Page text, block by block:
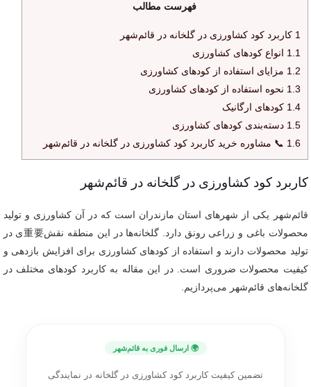
فهرست مطالب
1 کاربرد کود کشاورزی در گلخانه در قائم‌شهر
1.1 انواع کودهای کشاورزی
1.2 مزایای استفاده از کودهای کشاورزی
1.3 نحوه استفاده از کودهای کشاورزی
1.4 کودهای ارگانیک
1.5 دسته‌بندی کودهای کشاورزی
1.6 📞 مشاوره خرید کاربرد کود کشاورزی در گلخانه در قائم‌شهر
کاربرد کود کشاورزی در گلخانه در قائم‌شهر
قائم‌شهر یکی از شهرهای استان مازندران است که در آن کشاورزی و تولید
محصولات باغی و زراعی رونق دارد. گلخانه‌ها در این منطقه نقش重要ی در
تولید محصولات دارند و استفاده از کودهای کشاورزی برای افزایش بازدهی و
کیفیت محصولات ضروری است. در این مقاله به کاربرد کودهای مختلف در
گلخانه‌های قائم‌شهر می‌پردازیم.
🌍 ارسال فوری به قائم‌شهر
تضمین کیفیت کاربرد کود کشاورزی در گلخانه در نمایندگی